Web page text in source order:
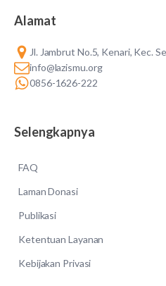
Alamat
Jl. Jambrut No.5, Kenari, Kec.
info@lazismu.org
0856-1626-222
Selengkapnya
FAQ
Laman Donasi
Publikasi
Ketentuan Layanan
Kebijakan Privasi